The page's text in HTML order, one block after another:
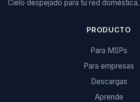
Cielo despejado para tu red doméstica.
PRODUCTO
Para MSPs
Para empresas
Descargas
Aprende